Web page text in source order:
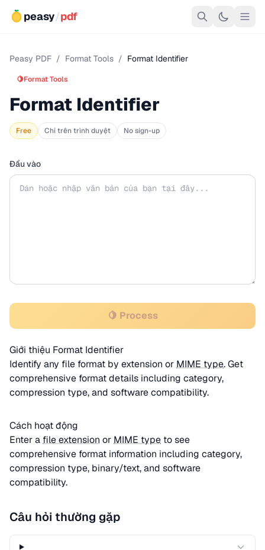
peasy/pdf
Peasy PDF / Format Tools / Format Identifier
🍋Format Tools
Format Identifier
Free Chỉ trên trình duyệt No sign-up
Đầu vào
🍋 Process
Giới thiệu Format Identifier
Identify any file format by extension or MIME type. Get
comprehensive format details including category,
compression type, and software compatibility.
Cách hoạt động
Enter a file extension or MIME type to see
comprehensive format information including category,
compression type, binary/text, and software
compatibility.
Câu hỏi thường gặp